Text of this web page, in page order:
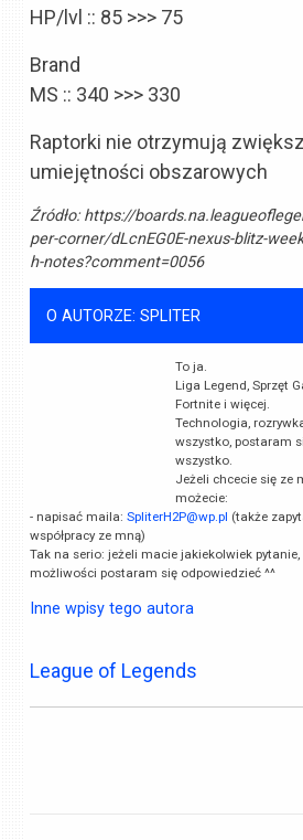
HP/lvl :: 85 >>> 75
Brand
MS :: 340 >>> 330
Raptorki nie otrzymują
umiejętności obszarowych
Źródło:https://
per-corner/dLcnEG0E-nexus-blitz-
h-notes?comment=0056
O AUTORZE: SPLITER
To ja.
Liga Legend, Sprzęt
Fortnite i więcej.
Technologia,
wszystko, postaram
wszystko.
Jeżeli chcecie się ze
możecie:
- napisać maila:SpliterH2P@wp.pl (także
współpracy ze mną)
Tak na serio: jeżeli macie jakiekolwiek
możliwości postaram się odpowiedzieć ^^
Inne wpisy tego autora
League of Legends